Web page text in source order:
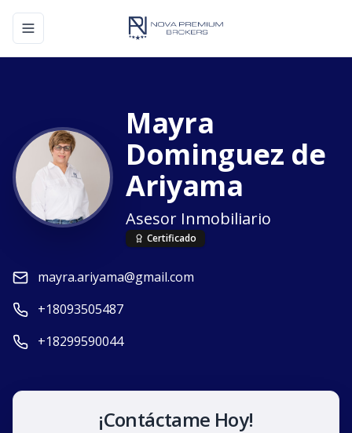
Toggle navigation menu
Mayra
Dominguez de
Ariyama
Asesor Inmobiliario
Certificado
mayra.ariyama@gmail.com
+18093505487
+18299590044
¡Contáctame Hoy!